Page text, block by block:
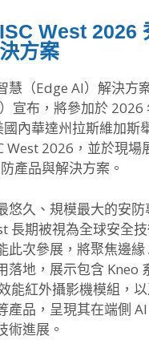
West 2026
方案
慧（Edge AI）解決方
宣布，將參加於 2026
國內華達州拉斯維加斯
West 2026，並於現場
產品與解決方案。
悠久、規模最大的安防
長期被視為全球安全
此次參展，將聚焦邊緣
落地，展示包含 Kneo
能紅外攝影機模組，
產品，呈現其在端側
術進展。